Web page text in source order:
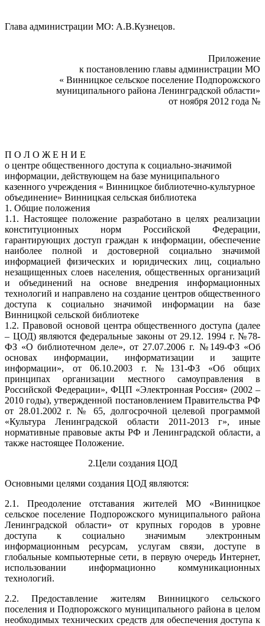
Глава администрации МО: А.В.Кузнецов.
Приложение
к постановлению главы администрации МО
« Винницкое сельское поселение Подпорожского
муниципального района Ленинградской области»
от ноября 2012 года №
П О Л О Ж Е Н И Е
о центре общественного доступа к социально-значимой
информации, действующем на базе муниципального
казенного учреждения « Винницкое библиотечно-культурное
объединение» Винницкая сельская библиотека
1. Общие положения
1.1. Настоящее положение разработано в целях реализации
конституционных норм Российской Федерации,
гарантирующих доступ граждан к информации, обеспечение
наиболее полной и достоверной социально значимой
информацией физических и юридических лиц, социально
незащищенных слоев населения, общественных организаций
и объединений на основе внедрения информационных
технологий и направлено на создание центров общественного
доступа к социально значимой информации на базе
Винницкой сельской библиотеке
1.2. Правовой основой центра общественного доступа (далее
– ЦОД) являются федеральные законы от 29.12. 1994 г. №78-
ФЗ «О библиотечном деле», от 27.07.2006 г. №149-ФЗ «Об
основах информации, информатизации и защите
информации», от 06.10.2003 г. №131-ФЗ «Об общих
принципах организации местного самоуправления в
Российской Федерации», ФЦП «Электронная Россия» (2002 –
2010 годы), утвержденной постановлением Правительства РФ
от 28.01.2002 г. № 65, долгосрочной целевой программой
«Культура Ленинградской области 2011-2013 г», иные
нормативные правовые акты РФ и Ленинградской области, а
также настоящее Положение.
2.Цели создания ЦОД
Основными целями создания ЦОД являются:
2.1. Преодоление отставания жителей МО «Винницкое
сельское поселение Подпорожского муниципального района
Ленинградской области» от крупных городов в уровне
доступа к социально значимым электронным
информационным ресурсам, услугам связи, доступе в
глобальные компьютерные сети, в первую очередь Интернет,
использовании информационно коммуникационных
технологий.
2.2. Предоставление жителям Винницкого сельского
поселения и Подпорожского муниципального района в целом
необходимых технических средств для обеспечения доступа к